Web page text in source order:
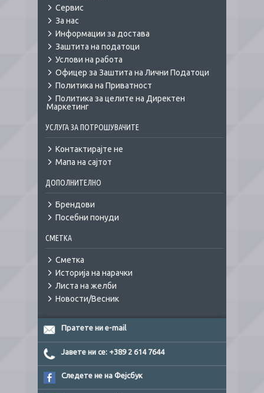
Сервис
За нас
Информации за достава
Заштита на податоци
Услови на работа
Офицер за Заштита на Лични Податоци
Политика на Приватност
Политика за целите на Директен
Маркетинг
УСЛУГА ЗА ПОТРОШУВАЧИТЕ
Контактирајте не
Мапа на сајтот
ДОПОЛНИТЕЛНО
Брендови
Посебни понуди
СМЕТКА
Сметка
Историја на нарачки
Листа на желби
Новости/Весник
Пратете ни e-mail
Јавете ни се: +389 2 614 7644
Следете не на Фејсбук